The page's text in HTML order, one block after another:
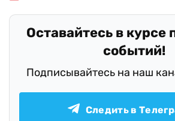
Оставайтесь в курсе
событий!
Подписывайтесь на наш
Следить в